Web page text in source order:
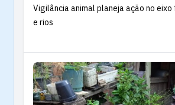
Vigilância animal planeja ação no
e rios